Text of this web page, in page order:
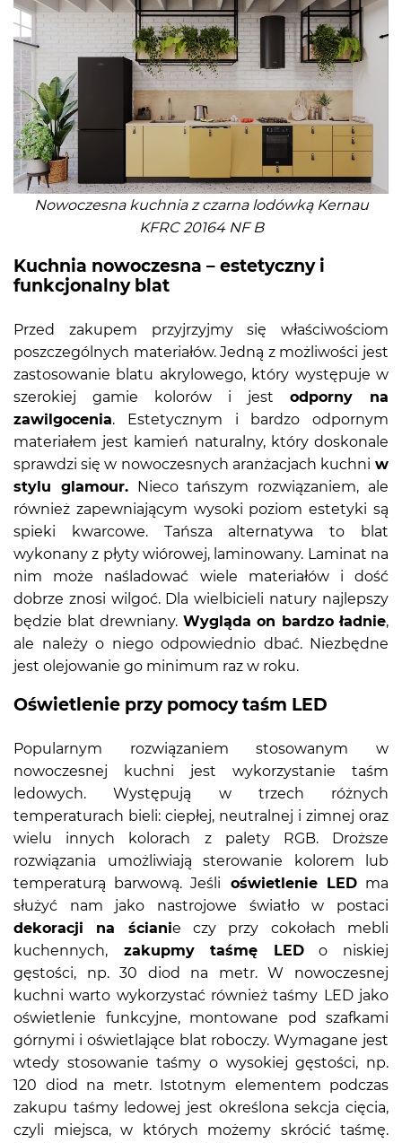
Nowoczesna kuchnia z czarna lodówką Kernau
KFRC 20164 NF B
Kuchnia nowoczesna – estetyczny i
funkcjonalny blat
Przed zakupem przyjrzyjmy się właściwościom
poszczególnych materiałów. Jedną z możliwości jest
zastosowanie blatu akrylowego, który występuje w
szerokiej gamie kolorów i jest odporny na
zawilgocenia. Estetycznym i bardzo odpornym
materiałem jest kamień naturalny, który doskonale
sprawdzi się w nowoczesnych aranżacjach kuchni w
stylu glamour.Nieco tańszym rozwiązaniem, ale
również zapewniającym wysoki poziom estetyki są
spieki kwarcowe. Tańsza alternatywa to blat
wykonany z płyty wiórowej, laminowany. Laminat na
nim może naśladować wiele materiałów i dość
dobrze znosi wilgoć. Dla wielbicieli natury najlepszy
będzie blat drewniany. Wygląda on bardzo ładnie,
ale należy o niego odpowiednio dbać. Niezbędne
jest olejowanie go minimum raz w roku.
Oświetlenie przy pomocy taśm LED
Popularnym rozwiązaniem stosowanym w
nowoczesnej kuchni jest wykorzystanie taśm
ledowych. Występują w trzech różnych
temperaturach bieli: ciepłej, neutralnej i zimnej oraz
wielu innych kolorach z palety RGB. Droższe
rozwiązania umożliwiają sterowanie kolorem lub
temperaturą barwową. Jeśli oświetlenie LEDma
służyć nam jako nastrojowe światło w postaci
dekoracji na ścianie czy przy cokołach mebli
kuchennych, zakupmy taśmę LEDo niskiej
gęstości, np. 30 diod na metr. W nowoczesnej
kuchni warto wykorzystać również taśmy LED jako
oświetlenie funkcyjne, montowane pod szafkami
górnymi i oświetlające blat roboczy. Wymagane jest
wtedy stosowanie taśmy o wysokiej gęstości, np.
120 diod na metr. Istotnym elementem podczas
zakupu taśmy ledowej jest określona sekcja cięcia,
czyli miejsca, w których możemy skrócić taśmę.